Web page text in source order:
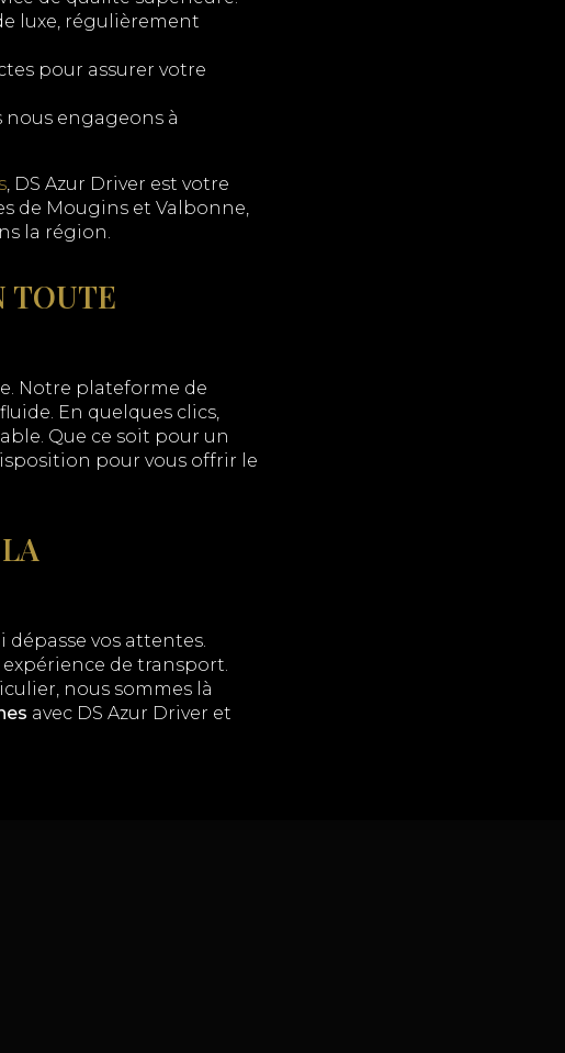
luxe, régulièrement
pour assurer votre
engageons à
, DS Azur Driver est votre
de Mougins et Valbonne,
la région.
TOUTE
Notre plateforme de
En quelques clics,
Que ce soit pour un
pour vous offrir le
dépasse vos attentes.
de transport.
nous sommes là
avec DS Azur Driver et